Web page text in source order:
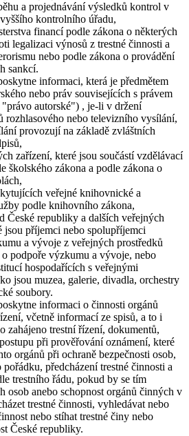
a projednávání výsledků kontrol v
kontrolního úřadu,
financí podle zákona o některých
legalizaci výnosů z trestné činnosti a
nebo podle zákona o provádění
sankcí.
informaci, která je předmětem
nebo práv souvisejících s právem
autorské") , je-li v držení
rozhlasového nebo televizního vysílání,
provozují na základě zvláštních
zařízení, které jsou součástí vzdělávací
školského zákona a podle zákona o
veřejné knihovnické a
podle knihovního zákona,
České republiky a dalších veřejných
jsou příjemci nebo spolupříjemci
a vývoje z veřejných prostředků
podpoře výzkumu a vývoje, nebo
hospodařících s veřejnými
jsou muzea, galerie, divadla, orchestry
soubory.
informaci o činnosti orgánů
včetně informací ze spisů, a to i
zahájeno trestní řízení, dokumentů,
při prověřování oznámení, které
orgánů při ochraně bezpečnosti osob,
předcházení trestné činnosti a
trestního řádu, pokud by se tím
osob anebo schopnost orgánů činných v
trestné činnosti, vyhledávat nebo
nebo stíhat trestné činy nebo
České republiky.